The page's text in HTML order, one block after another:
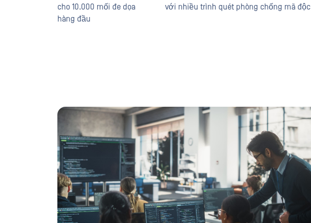
cho 10.000 mối đe dọa
hàng đầu
với nhiều trình quét phòng chống mã độc